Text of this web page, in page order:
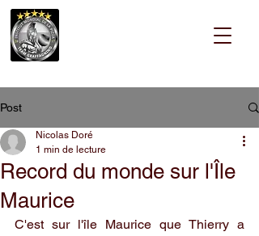
Post
Record du monde sur l'Île
Maurice
Nicolas Doré
1 min de lecture
C'est sur l'île Maurice que Thierry a